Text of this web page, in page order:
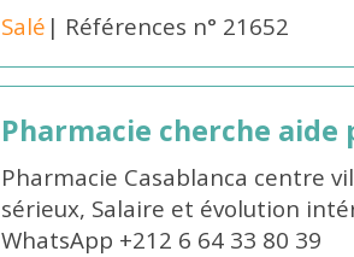
Salé | Références n° 21652
Pharmacie cherche aide
Pharmacie Casablanca centre
sérieux, Salaire et évolution
WhatsApp +212 6 64 33 80 39